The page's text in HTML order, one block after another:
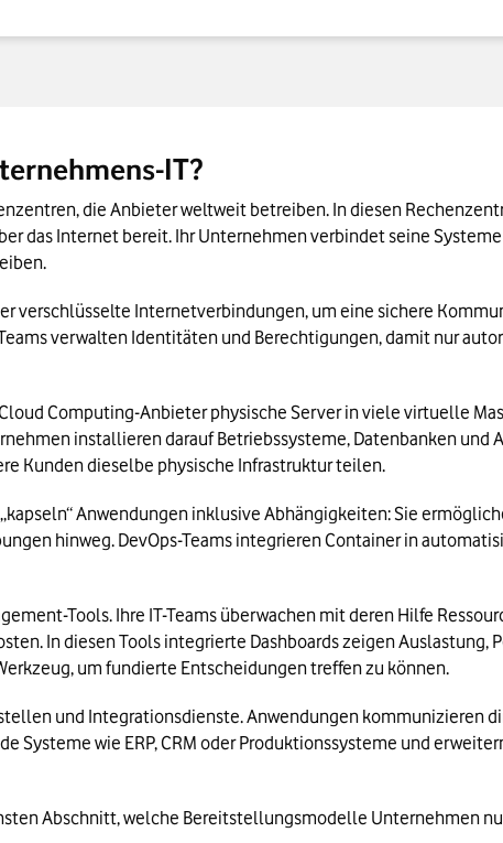
IT?
die Anbieter weltweit betreiben. In diesen
das Internet bereit. Ihr Unternehmen verbindet seine
verschlüsselte Internetverbindungen, um eine sichere
verwalten Identitäten und Berechtigungen, damit nur
Computing-Anbieter physische Server in viele virtuelle
installieren darauf Betriebssysteme, Datenbanken und
Kunden dieselbe physische Infrastruktur teilen.
Anwendungen inklusive Abhängigkeiten: Sie
hinweg. DevOps-Teams integrieren Container in
Tools. Ihre IT-Teams überwachen mit deren Hilfe
In diesen Tools integrierte Dashboards zeigen Auslastung,
um fundierte Entscheidungen treffen zu können.
und Integrationsdienste. Anwendungen kommunizieren
wie ERP, CRM oder Produktionssysteme und
Abschnitt, welche Bereitstellungsmodelle Unternehmen